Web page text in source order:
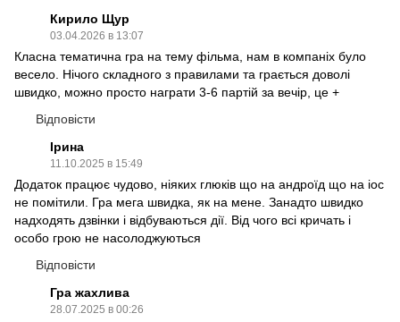
Кирило Щур
03.04.2026 в 13:07
Класна тематична гра на тему фільма, нам в компаніх було
весело. Нічого складного з правилами та грається доволі
швидко, можно просто награти 3-6 партій за вечір, це +
Відповісти
Ірина
11.10.2025 в 15:49
Додаток працює чудово, ніяких глюків що на андроїд що на іос
не помітили. Гра мега швидка, як на мене. Занадто швидко
надходять дзвінки і відбуваються дії. Від чого всі кричать і
особо грою не насолоджуються
Відповісти
Гра жахлива
28.07.2025 в 00:26